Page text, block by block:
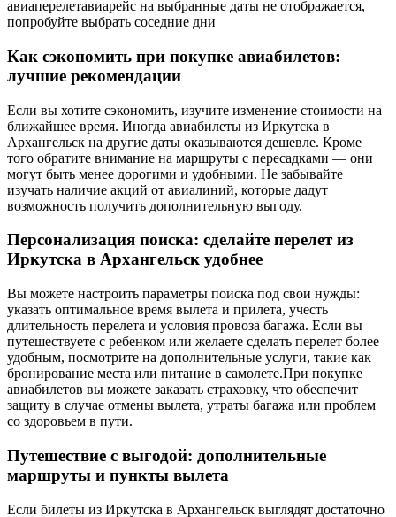
авиаперелетавиарейс на выбранные даты не отображается,
попробуйте выбрать соседние дни
Как сэкономить при покупке авиабилетов:
лучшие рекомендации
Если вы хотите сэкономить, изучите изменение стоимости на
ближайшее время. Иногда авиабилеты из Иркутска в
Архангельск на другие даты оказываются дешевле. Кроме
того обратите внимание на маршруты с пересадками — они
могут быть менее дорогими и удобными. Не забывайте
изучать наличие акций от авиалиний, которые дадут
возможность получить дополнительную выгоду.
Персонализация поиска: сделайте перелет из
Иркутска в Архангельск удобнее
Вы можете настроить параметры поиска под свои нужды:
указать оптимальное время вылета и прилета, учесть
длительность перелета и условия провоза багажа. Если вы
путешествуете с ребенком или желаете сделать перелет более
удобным, посмотрите на дополнительные услуги, такие как
бронирование места или питание в самолете.При покупке
авиабилетов вы можете заказать страховку, что обеспечит
защиту в случае отмены вылета, утраты багажа или проблем
со здоровьем в пути.
Путешествие с выгодой: дополнительные
маршруты и пункты вылета
Если билеты из Иркутска в Архангельск выглядят достаточно